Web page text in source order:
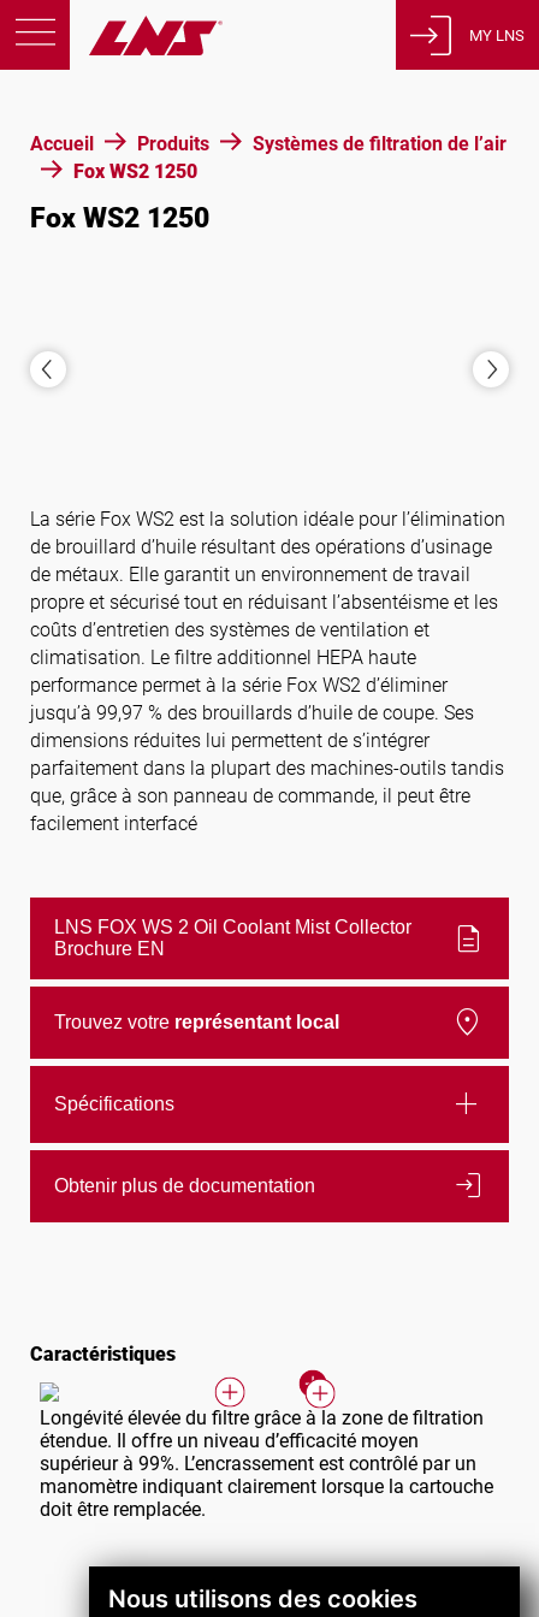
Nous utilisons des cookies
Accueil Produits
Systèmes de filtration de l’air
Fox WS2 1250
Fox WS2 1250
La série Fox WS2 est la solution idéale pour l’élimination
de brouillard d’huile résultant des opérations d’usinage
de métaux. Elle garantit un environnement de travail
propre et sécurisé tout en réduisant l’absentéisme et les
coûts d’entretien des systèmes de ventilation et
climatisation. Le filtre additionnel HEPA haute
performance permet à la série Fox WS2 d’éliminer
jusqu’à 99,97 % des brouillards d’huile de coupe. Ses
dimensions réduites lui permettent de s’intégrer
parfaitement dans la plupart des machines-outils tandis
que, grâce à son panneau de commande, il peut être
facilement interfacé
LNS FOX WS 2 Oil Coolant Mist Collector
Brochure EN
description
Trouvez votre représentant local location_on
Spécifications add
Obtenir plus de documentation login
Caractéristiques
Longévité élevée du filtre grâce à la zone de filtration
étendue. Il offre un niveau d’efficacité moyen
supérieur à 99%. L’encrassement est contrôlé par un
manomètre indiquant clairement lorsque la cartouche
doit être remplacée.
Support
A propos de nous
Politique de confidentialité
Avis juridiques
Français
Suivez-nous
MY LNS